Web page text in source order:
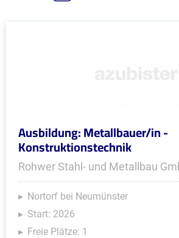
Ausbildung: Metallbauer/in -
Konstruktionstechnik
Rohwer Stahl- und Metallbau
Nortorf bei Neumünster
Start: 2026
Freie Plätze: 1